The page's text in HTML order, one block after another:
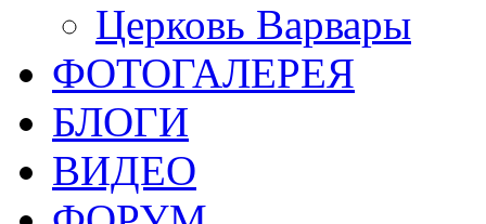
Церковь Варвары
ФОТОГАЛЕРЕЯ
БЛОГИ
ВИДЕО